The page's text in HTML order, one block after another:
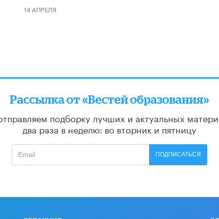
14 АПРЕЛЯ
Рассылка от «Вестей образования»
подборку лучших и актуальных
два раза в неделю: во вторник и пятницу
ПОДПИСАТЬСЯ